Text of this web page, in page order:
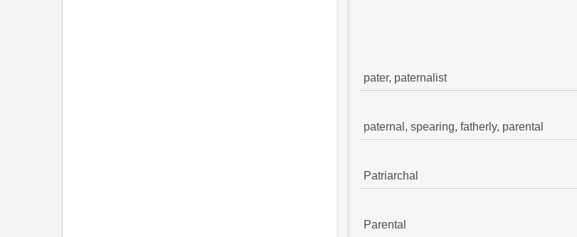
pater, paternalist
paternal, spearing, fatherly, parental
Patriarchal
Parental